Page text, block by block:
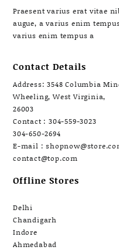
Praesent varius erat vitae
augue, a varius enim
varius enim tempus a
Contact Details
Address: 3548 Columbia
Wheeling, West Virginia,
26003
Contact : 304-559-3023
304-650-2694
E-mail :
contact@top.com
Offline Stores
Delhi
Chandigarh
Indore
Ahmedabad